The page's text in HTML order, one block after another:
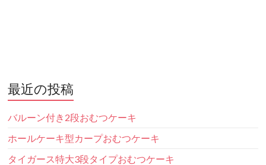
最近の投稿
バルーン付き2段おむつケーキ
ホールケーキ型カープおむつケーキ
タイガース特大3段タイプおむつケーキ